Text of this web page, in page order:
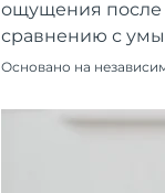
ощущения после
сравнению с
Основано на